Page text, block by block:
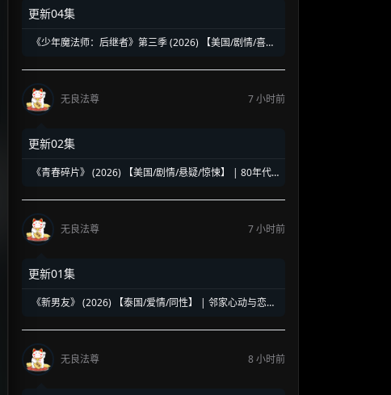
更新04集
《少年魔法师：后继者》第三季 (2026) 【美国/剧情/喜剧/
拯救家族
无良法尊
7 小时前
更新02集
《青春碎片》 (2026) 【美国/剧情/悬疑/惊悚】 | 80年代
无良法尊 7 小时前
更新01集
《新男友》 (2026) 【泰国/爱情/同性】 | 邻家心动与恋爱
无良法尊 8 小时前